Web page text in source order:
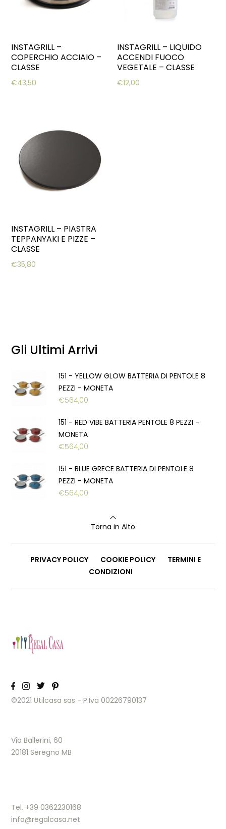
INSTAGRILL –
COPERCHIO ACCIAIO –
CLASSE
€43,50
INSTAGRILL – LIQUIDO
ACCENDI FUOCO
VEGETALE – CLASSE
€12,00
INSTAGRILL – PIASTRA
TEPPANYAKI E PIZZE –
CLASSE
€35,80
Gli Ultimi Arrivi
151 - YELLOW GLOW BATTERIA DI PENTOLE 8
PEZZI - MONETA
€564,00
151 - RED VIBE BATTERIA PENTOLE 8 PEZZI -
MONETA
€564,00
151 - BLUE GRECE BATTERIA DI PENTOLE 8
PEZZI - MONETA
€564,00
Torna in Alto
PRIVACY POLICY COOKIE POLICY
TERMINI E
CONDIZIONI
©2021 Utilcasa sas - P.Iva 00226790137
Via Ballerini, 60
20181 Seregno MB
Tel. +39 0362230168
info@regalcasa.net